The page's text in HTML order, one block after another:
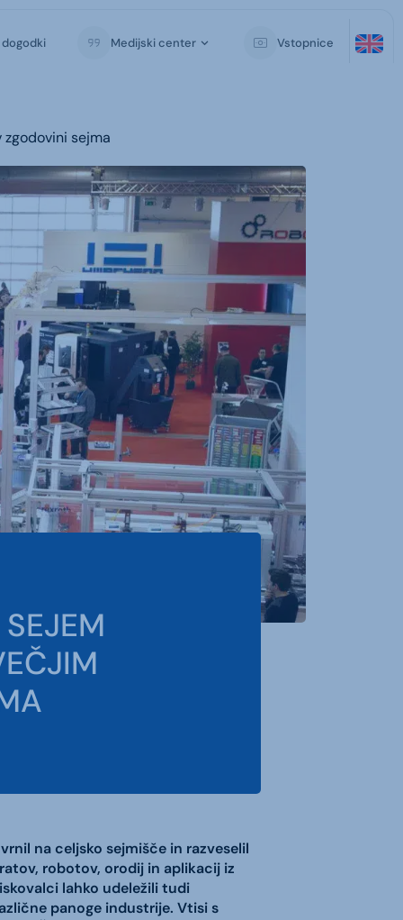
Medijski center Vstopnice
sejma
na celjsko sejmišče in razveselil
robotov, orodij in aplikacij iz
lahko udeležili tudi
panoge industrije. Vtisi s